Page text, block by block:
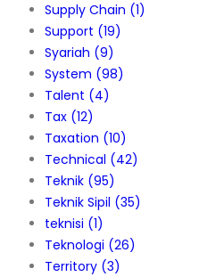
Supply Chain (1)
Support (19)
Syariah (9)
System (98)
Talent (4)
Tax (12)
Taxation (10)
Technical (42)
Teknik (95)
Teknik Sipil (35)
teknisi (1)
Teknologi (26)
Territory (3)